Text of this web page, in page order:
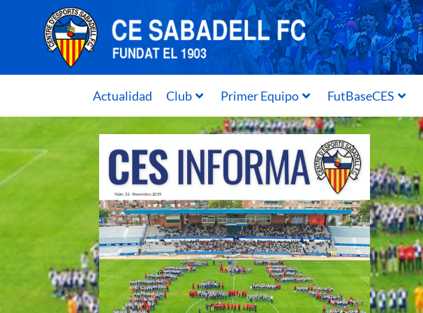
Actualidad Club Primer Equipo FutBaseCES